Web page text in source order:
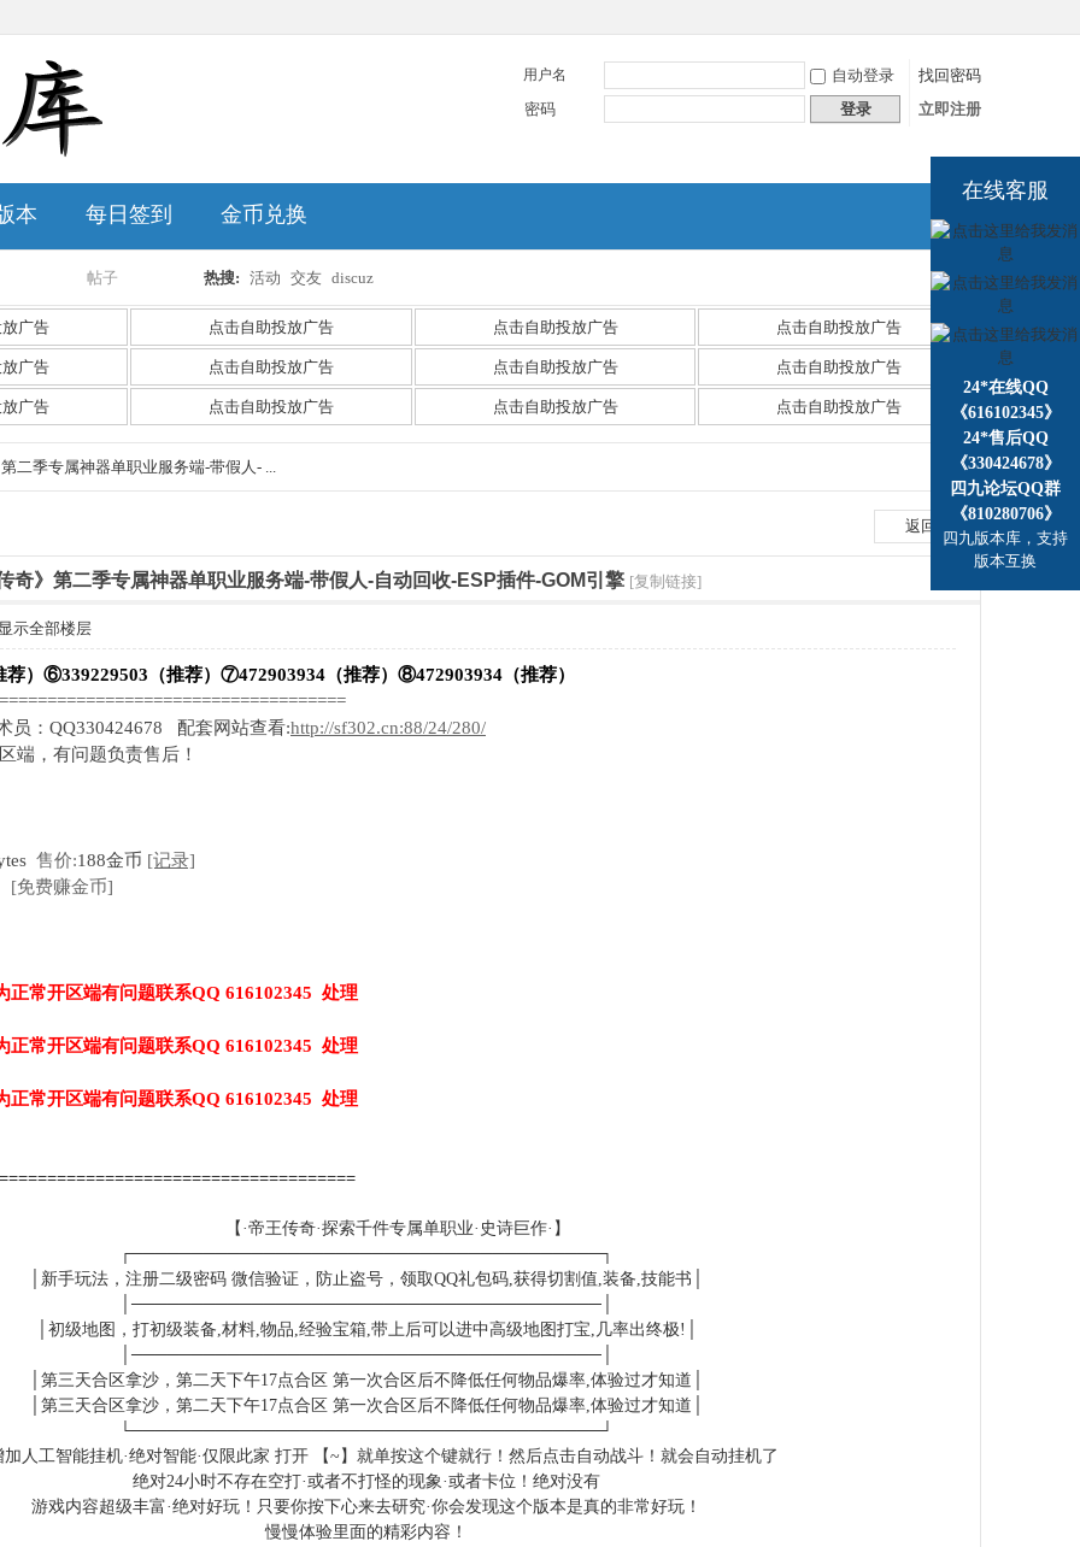
用户名 自动登录
找回密码
密码
登录 立即注册
捷导
航
本 每日签到 金币兑换
帖子
搜
热搜: 活动 交友 discuz
广告 点击自助投放广告 点击自助投放广告 点击自助投放广告
广告 点击自助投放广告 点击自助投放广告 点击自助投放广告
广告 点击自助投放广告 点击自助投放广告 点击自助投放广告
二季专属神器单职业服务端-带假人- ...
返回列表
奇》第二季专属神器单职业服务端-带假人-自动回收-ESP插件-GOM引擎 [复制链接]
示全部楼层
）⑥339229503（推荐）⑦472903934（推荐）⑧472903934（推荐）
员：QQ330424678 配套网站查看:http://sf302.cn:88/24/280/
端，有问题负责售后！
售价:188金币 [记录]
[免费赚金币]
常开区端有问题联系QQ 616102345 处理
常开区端有问题联系QQ 616102345 处理
常开区端有问题联系QQ 616102345 处理
【·帝王传奇·探索千件专属单职业·史诗巨作·】
┌───────────────────────────────────────┐
│新手玩法，注册二级密码 微信验证，防止盗号，领取QQ礼包码,获得切割值,装备,技能书│
│───────────────────────────────────────│
│初级地图，打初级装备,材料,物品,经验宝箱,带上后可以进中高级地图打宝,几率出终极!│
│───────────────────────────────────────│
│第三天合区拿沙，第二天下午17点合区 第一次合区后不降低任何物品爆率,体验过才知道│
│第三天合区拿沙，第二天下午17点合区 第一次合区后不降低任何物品爆率,体验过才知道│
└───────────────────────────────────────┘
加人工智能挂机·绝对智能·仅限此家 打开 【~】就单按这个键就行！然后点击自动战斗！就会自动挂机了
绝对24小时不存在空打·或者不打怪的现象·或者卡位！绝对没有
游戏内容超级丰富·绝对好玩！只要你按下心来去研究·你会发现这个版本是真的非常好玩！
慢慢体验里面的精彩内容！
在线客服
24*在线QQ
《616102345》
24*售后QQ
《330424678》
四九论坛QQ群
《810280706》
四九版本库，支持
版本互换